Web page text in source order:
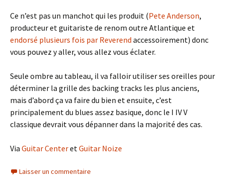
Ce n’est pas un manchot qui les produit (Pete Anderson,
producteur et guitariste de renom outre Atlantique et
endorsé plusieurs fois par Reverend accessoirement) donc
vous pouvez y aller, vous allez vous éclater.
Seule ombre au tableau, il va falloir utiliser ses oreilles pour
déterminer la grille des backing tracks les plus anciens,
mais d’abord ça va faire du bien et ensuite, c’est
principalement du blues assez basique, donc le I IV V
classique devrait vous dépanner dans la majorité des cas.
Via Guitar CenteretGuitar Noize
Laisser un commentaire